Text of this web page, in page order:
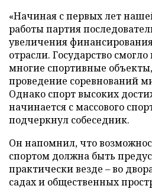
«Начиная с первых лет
работы партия
увеличения
отрасли. Государство
многие спортивные
проведение соревнований
Однако спорт высоких
начинается с массового
подчеркнул собеседник.
Он напомнил, что
спортом должна быть
практически везде – во
садах и общественных